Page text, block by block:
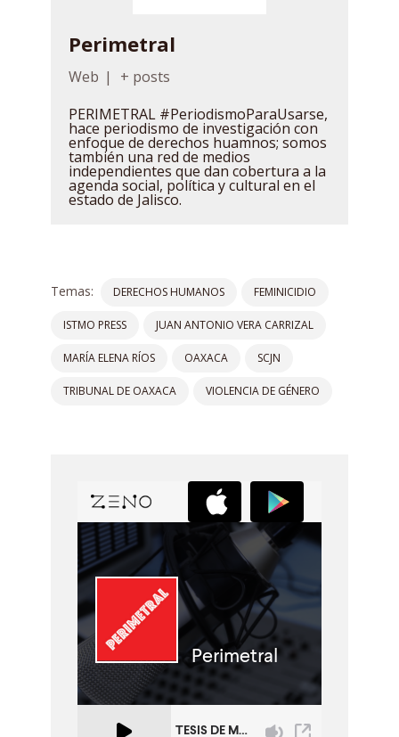
Perimetral
Web |
+ posts
PERIMETRAL #PeriodismoParaUsarse,
hace periodismo de investigación con
enfoque de derechos huamnos; somos
también una red de medios
independientes que dan cobertura a la
agenda social, política y cultural en el
estado de Jalisco.
Temas: DERECHOS HUMANOS FEMINICIDIO
ISTMO PRESS JUAN ANTONIO VERA CARRIZAL
MARÍA ELENA RÍOS OAXACA SCJN
TRIBUNAL DE OAXACA VIOLENCIA DE GÉNERO